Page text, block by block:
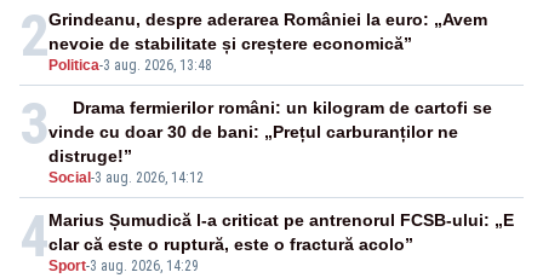
2 Politica-3 aug. 2026, 13:48
Grindeanu, despre aderarea României la euro: „Avem
nevoie de stabilitate și creștere economică”
3
Social -3 aug. 2026, 14:12
Drama fermierilor români: un kilogram de cartofi se
vinde cu doar 30 de bani: „Prețul carburanților ne
distruge!”
4Sport-3 aug. 2026, 14:29
Marius Șumudică l-a criticat pe antrenorul FCSB-ului: „E
clar că este o ruptură, este o fractură acolo”